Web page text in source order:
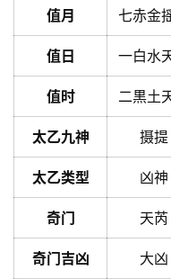
值月 七赤金
值日 一白水
值时 二黒土
太乙九神 摄提
太乙类型 凶神
奇门 天芮
奇门吉凶 大凶